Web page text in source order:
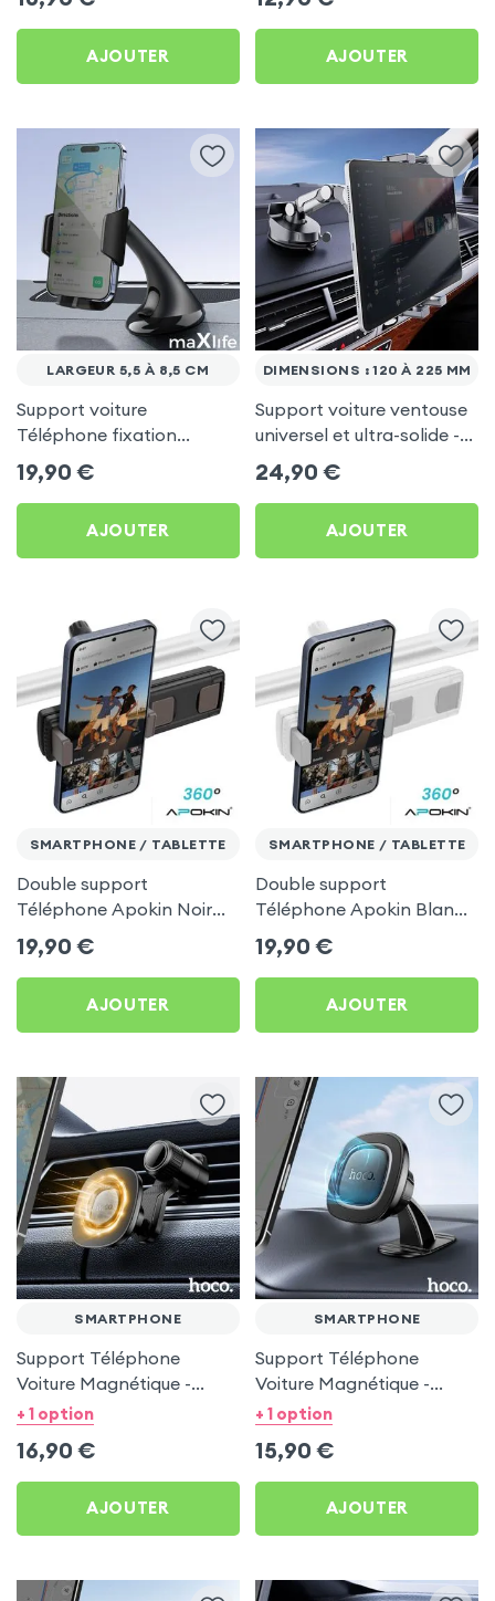
maXlife
AJOUTER
model Uber
AJOUTER
LARGEUR 5,5 À 8,5 CM
Support voiture
Téléphone fixation
ventouse sur pare-brise et
tableau de bord - Maxlife
19,90 €
AJOUTER
DIMENSIONS : 120 À 225 MM
Support voiture ventouse
universel et ultra-solide -
spécial pare-brise /
tableau de bord pour
Téléphone et Tablette
24,90 €
AJOUTER
SMARTPHONE / TABLETTE
Double support
Téléphone Apokin Noir
pour Tiktok, Insta,
Snapchat, Youtube, Vlog
et Twitch
19,90 €
AJOUTER
SMARTPHONE / TABLETTE
Double support
Téléphone Apokin Blanc
pour Tiktok, Insta,
Snapchat, Youtube, Vlog
et Twitch
19,90 €
AJOUTER
SMARTPHONE
Support Téléphone
Voiture Magnétique -
Fixation Grille d'aération
+ 1 option
16,90 €
AJOUTER
SMARTPHONE
Support Téléphone
Voiture Magnétique -
Fixation Tableau de bord
+ 1 option
15,90 €
AJOUTER